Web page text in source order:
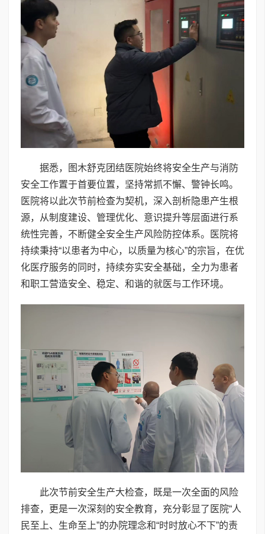
据悉，图木舒克团结医院始终将安全生产与消防
安全工作置于首要位置，坚持常抓不懈、警钟长鸣。
医院将以此次节前检查为契机，深入剖析隐患产生根
源，从制度建设、管理优化、意识提升等层面进行系
统性完善，不断健全安全生产风险防控体系。医院将
持续秉持“以患者为中心，以质量为核心”的宗旨，在优
化医疗服务的同时，持续夯实安全基础，全力为患者
和职工营造安全、稳定、和谐的就医与工作环境。
此次节前安全生产大检查，既是一次全面的风险
排查，更是一次深刻的安全教育，充分彰显了医院“人
民至上、生命至上”的办院理念和“时时放心不下”的责